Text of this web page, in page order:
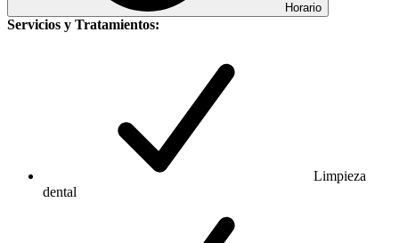
Horario
Servicios y Tratamientos:
Limpieza
dental